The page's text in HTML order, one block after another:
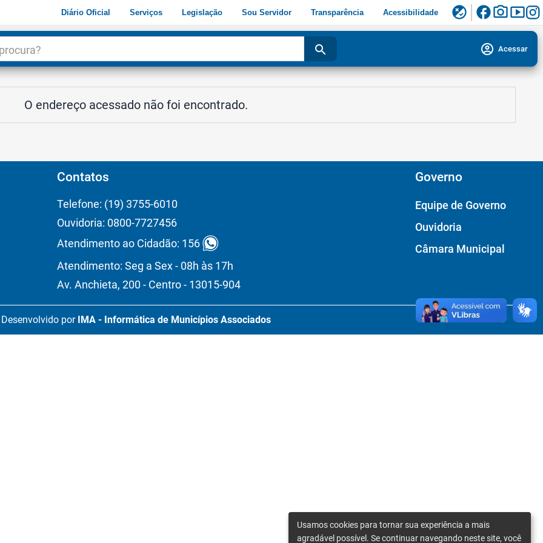
Diário Oficial Serviços Legislação Sou Servidor Transparência Acessibilidade flaky facebookphoto_camerasmart_display
search account_circle Acessar
O endereço acessado não foi encontrado.
Contatos
Telefone: (19) 3755-6010
Ouvidoria: 0800-7727456
Atendimento ao Cidadão: 156
Atendimento: Seg a Sex - 08h às 17h
Av. Anchieta, 200 - Centro - 13015-904
Governo
Equipe de Governo
Ouvidoria
Câmara Municipal
Desenvolvido por IMA - Informática de Municípios Associados
Usamos cookies para tornar sua experiência a mais
agradável possível. Se continuar navegando neste site, você